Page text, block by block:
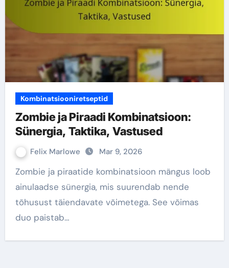
Kombinatsiooniretseptid
Zombie ja Piraadi Kombinatsioon:
Sünergia, Taktika, Vastused
Felix Marlowe Mar 9, 2026
Zombie ja piraatide kombinatsioon mängus loob
ainulaadse sünergia, mis suurendab nende
tõhusust täiendavate võimetega. See võimas
duo paistab…